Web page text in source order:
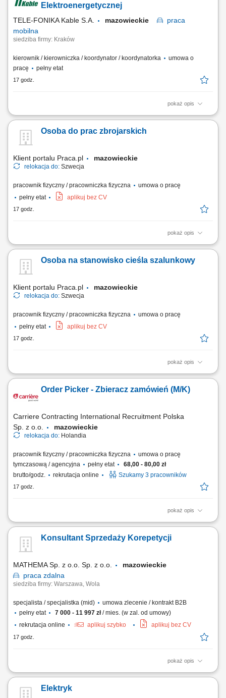
Elektroenergetycznej
TELE-FONIKA Kable S.A. mazowieckie
praca
mobilna
siedziba firmy: Kraków
kierownik / kierowniczka / koordynator / koordynatorka
umowa o
pracę
pełny etat
17 godz.
pokaż opis
Miejsce pracy stacjonarnej: Kraków lub Myślenice oraz budowy na
stanowiska prowadzenie inwestycji związanych z budową linii
kablowych wysokiego napięcia oraz magazynów energii;
Osoba do prac zbrojarskich
Klient portalu Praca.pl mazowieckie
relokacja do: Szwecja
pracownik fizyczny / pracowniczka fizyczna
umowa o pracę
pełny etat
aplikuj bez CV
17 godz.
pokaż opis
Wykonywanie konstrukcji stalowych, zbrojenia, szkieletów i siatek
Osoba na stanowisko cieśla szalunkowy
Klient portalu Praca.pl mazowieckie
relokacja do: Szwecja
pracownik fizyczny / pracowniczka fizyczna
umowa o pracę
pełny etat
aplikuj bez CV
17 godz.
pokaż opis
Wykonywanie prac z użyciem szalunków systemowych (np. PERI,
kosmetyka i zacieranie powierzchni betonowych. Udział w prestiżowych
projektach budowlanych (np. ekologiczna huta stali, oczyszczalnia
Order Picker - Zbieracz zamówień (M/K)
Carriere Contracting International Recruitment Polska
Sp. z o.o.
mazowieckie
relokacja do: Holandia
pracownik fizyczny / pracowniczka fizyczna
umowa o pracę
tymczasową / agencyjna
pełny etat
68,00 - 80,00 zł
brutto/godz.
rekrutacja online Szukamy 3 pracowników
17 godz.
pokaż opis
Chcesz zacząć pracę za granicą i szukasz stabilnego zatrudnienia w
konkurencyjne wynagrodzenie, bezpieczne zakwaterowanie oraz
wsparcie na każdym etapie pracy. Nawet jeśli nie masz dużego
Konsultant Sprzedaży Korepetycji
MATHEMA Sp. z o.o. Sp. z o.o.
mazowieckie
praca zdalna
siedziba firmy: Warszawa, Wola
specjalista / specjalistka (mid)
umowa zlecenie / kontrakt B2B
pełny etat
7 000 - 11 997 zł/ mies. (w zal. od umowy)
rekrutacja online
aplikuj szybko aplikuj bez CV
17 godz.
pokaż opis
Opis stanowiska: Zapewniamy ciepłą bazę klientów – zainteresowani
klientów, wykonujemy połączenia przez IP-telefon i zapisujemy
Elektryk